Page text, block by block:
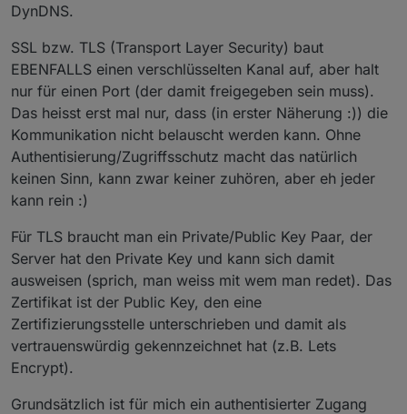
DynDNS.
SSL bzw. TLS (Transport Layer Security) baut
EBENFALLS einen verschlüsselten Kanal auf, aber halt
nur für einen Port (der damit freigegeben sein muss).
Das heisst erst mal nur, dass (in erster Näherung :)) die
Kommunikation nicht belauscht werden kann. Ohne
Authentisierung/Zugriffsschutz macht das natürlich
keinen Sinn, kann zwar keiner zuhören, aber eh jeder
kann rein :)
Für TLS braucht man ein Private/Public Key Paar, der
Server hat den Private Key und kann sich damit
ausweisen (sprich, man weiss mit wem man redet). Das
Zertifikat ist der Public Key, den eine
Zertifizierungsstelle unterschrieben und damit als
vertrauenswürdig gekennzeichnet hat (z.B. Lets
Encrypt).
Grundsätzlich ist für mich ein authentisierter Zugang